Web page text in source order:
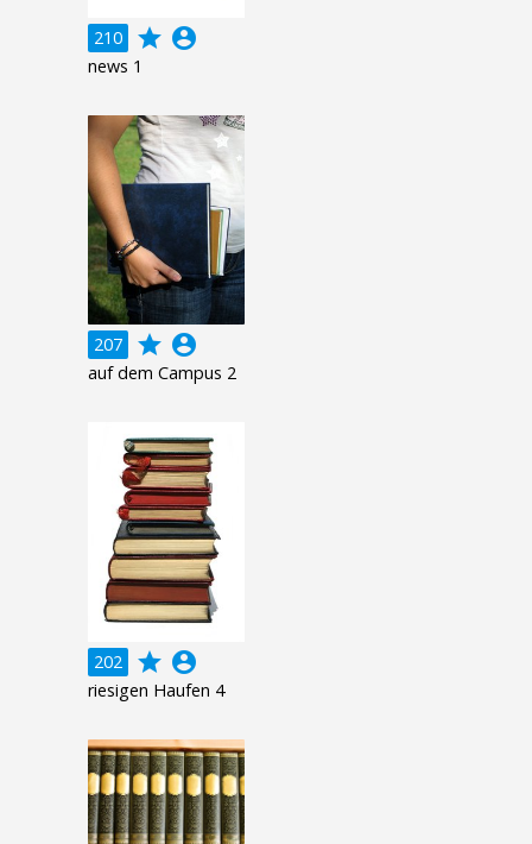
210 grade account_circle
news 1
207 grade account_circle
auf dem Campus 2
202 grade account_circle
riesigen Haufen 4